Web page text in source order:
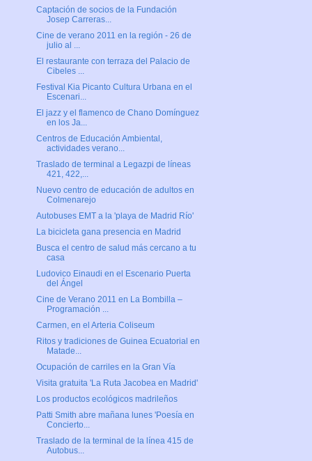
Captación de socios de la Fundación
Josep Carreras...
Cine de verano 2011 en la región - 26 de
julio al ...
El restaurante con terraza del Palacio de
Cibeles ...
Festival Kia Picanto Cultura Urbana en el
Escenari...
El jazz y el flamenco de Chano Domínguez
en los Ja...
Centros de Educación Ambiental,
actividades verano...
Traslado de terminal a Legazpi de líneas
421, 422,...
Nuevo centro de educación de adultos en
Colmenarejo
Autobuses EMT a la 'playa de Madrid Río'
La bicicleta gana presencia en Madrid
Busca el centro de salud más cercano a tu
casa
Ludovico Einaudi en el Escenario Puerta
del Ángel
Cine de Verano 2011 en La Bombilla –
Programación ...
Carmen, en el Arteria Coliseum
Ritos y tradiciones de Guinea Ecuatorial en
Matade...
Ocupación de carriles en la Gran Vía
Visita gratuita 'La Ruta Jacobea en Madrid'
Los productos ecológicos madrileños
Patti Smith abre mañana lunes 'Poesía en
Concierto...
Traslado de la terminal de la línea 415 de
Autobus...